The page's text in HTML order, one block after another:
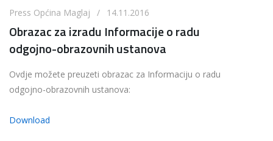
Press Općina Maglaj / 14.11.2016
Obrazac za izradu Informacije o radu
odgojno-obrazovnih ustanova
Ovdje možete preuzeti obrazac za Informaciju o radu
odgojno-obrazovnih ustanova:
Download